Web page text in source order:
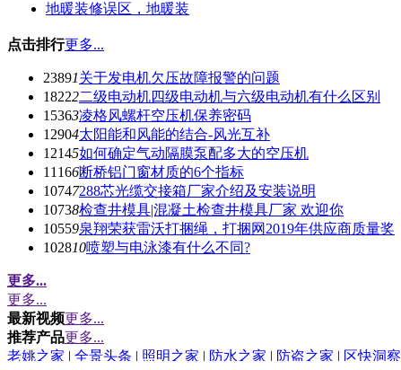
地暖装修误区，地暖装
点击排行更多...
23891关于发电机欠压故障报警的问题
18222二级电动机四级电动机与六级电动机有什么区别
15363凌格风螺杆空压机保养密码
12904太阳能和风能的结合-风光互补
12145如何确定气动隔膜泵配多大的空压机
11166断桥铝门窗材质的6个指标
10747288芯光缆交接箱厂家介绍及安装说明
10738检查井模具|混凝土检查井模具厂家 欢迎你
10559泉翔荣获雷沃打捆绳，打捆网2019年供应商质量奖
102810喷塑与电泳漆有什么不同?
更多...
更多...
最新视频更多...
推荐产品更多...
老姚之家 | 全景头条 | 照明之家 | 防水之家 | 防盗之家 | 区快洞察